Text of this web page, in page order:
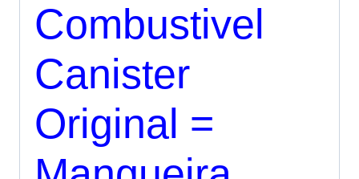
Combustivel
Canister
Original =